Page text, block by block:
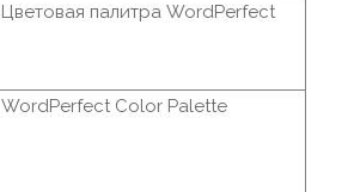
Цветовая палитра WordPerfect
WordPerfect Color Palette